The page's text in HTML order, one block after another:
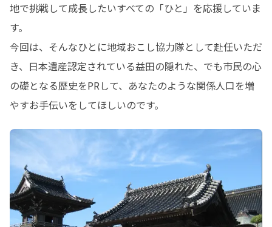
地で挑戦して成長したいすべての「ひと」を応援していま
す。
今回は、そんなひとに地域おこし協力隊として赴任いただ
き、日本遺産認定されている益田の隠れた、でも市民の心
の礎となる歴史をPRして、あなたのような関係人口を増
やすお手伝いをしてほしいのです。